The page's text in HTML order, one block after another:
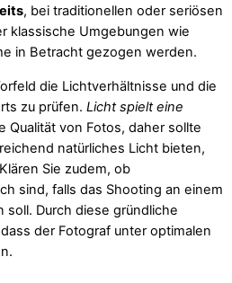
, bei traditionellen oder seriösen
klassische Umgebungen wie
in Betracht gezogen werden.
die Lichtverhältnisse und die
zu prüfen. Licht spielt eine
Qualität von Fotos, daher sollte
natürliches Licht bieten,
Sie zudem, ob
sind, falls das Shooting an einem
Durch diese gründliche
der Fotograf unter optimalen